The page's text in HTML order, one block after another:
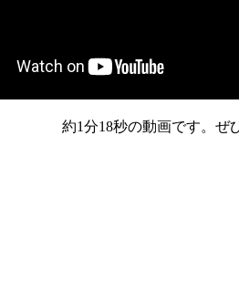
約1分18秒の動画です。ぜ